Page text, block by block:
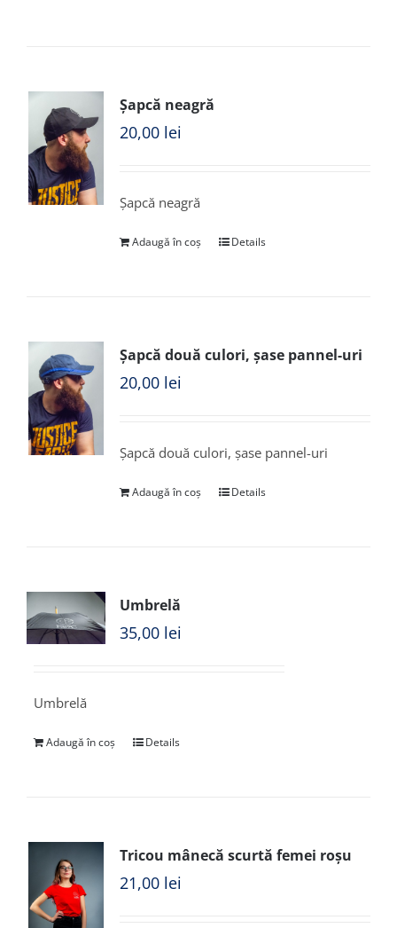
Șapcă neagră
20,00 lei
Șapcă neagră
Adaugă în coș Details
Șapcă două culori, șase pannel-uri
20,00 lei
Șapcă două culori, șase pannel-uri
Adaugă în coș Details
Umbrelă
35,00 lei
Umbrelă
Adaugă în coș Details
Tricou mânecă scurtă femei roșu
21,00 lei